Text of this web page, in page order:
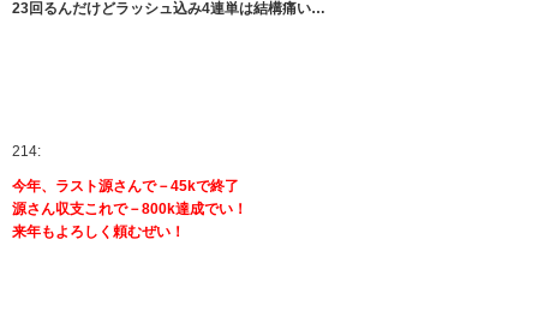
23回るんだけどラッシュ込み4連単は結構痛い…
214:
今年、ラスト源さんで－45kで終了
源さん収支これで－800k達成でい！
来年もよろしく頼むぜい！